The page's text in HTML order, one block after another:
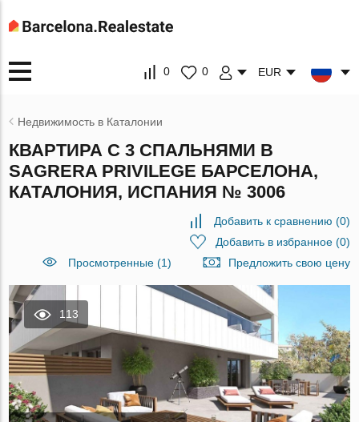
0 0 EUR
Недвижимость в Каталонии
КВАРТИРА С 3 СПАЛЬНЯМИ В
SAGRERA PRIVILEGE БАРСЕЛОНА,
КАТАЛОНИЯ, ИСПАНИЯ № 3006
Добавить к сравнению (0)
Добавить в избранное(0)
Просмотренные (1)
Предложить свою цену
113